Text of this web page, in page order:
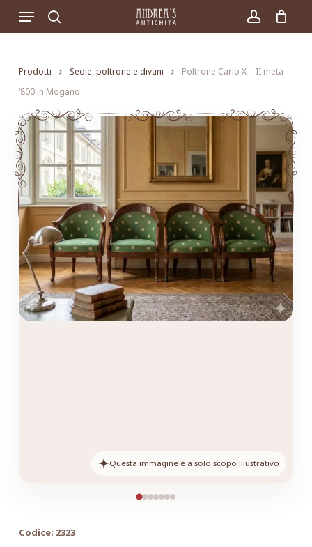
search account
Menu
Prodotti Sedie, poltrone e divani
Poltrone Carlo X – II metà
‘800 in Mogano
Questa immagine è a solo scopo illustrativo
Codice: 2323